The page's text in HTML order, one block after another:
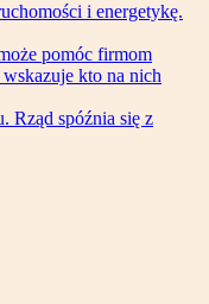
i energetykę.
pomóc firmom
kto na nich
Rząd spóźnia się z